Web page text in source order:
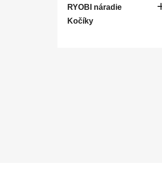
RYOBI náradie
Kočíky